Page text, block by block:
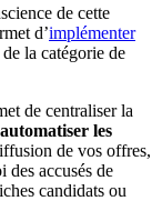
de cette
d’implémenter
la catégorie de
de centraliser la
automatiser les
de vos offres,
des accusés de
candidats ou